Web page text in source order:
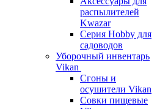
распылителей
Kwazar
Серия Hobby для
садоводов
Уборочный инвентарь
Vikan
Сгоны и
осушители Vikan
Совки пищевые